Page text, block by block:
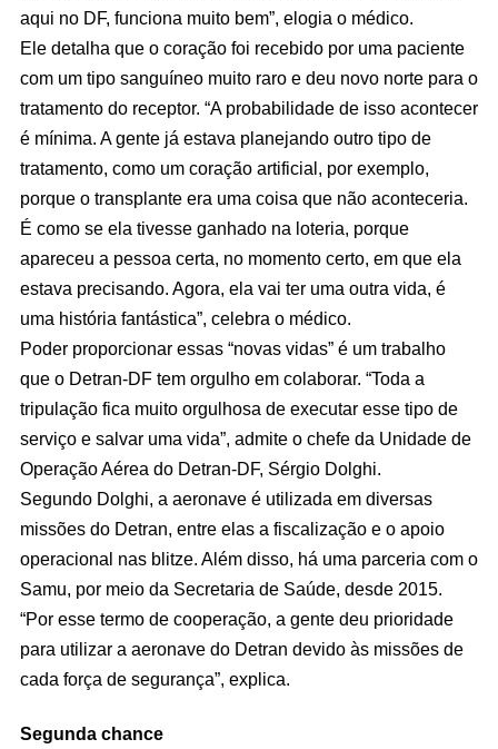
aqui no DF, funciona muito bem”, elogia o médico.
Ele detalha que o coração foi recebido por uma paciente
com um tipo sanguíneo muito raro e deu novo norte para o
tratamento do receptor. “A probabilidade de isso acontecer
é mínima. A gente já estava planejando outro tipo de
tratamento, como um coração artificial, por exemplo,
porque o transplante era uma coisa que não aconteceria.
É como se ela tivesse ganhado na loteria, porque
apareceu a pessoa certa, no momento certo, em que ela
estava precisando. Agora, ela vai ter uma outra vida, é
uma história fantástica”, celebra o médico.
Poder proporcionar essas “novas vidas” é um trabalho
que o Detran-DF tem orgulho em colaborar. “Toda a
tripulação fica muito orgulhosa de executar esse tipo de
serviço e salvar uma vida”, admite o chefe da Unidade de
Operação Aérea do Detran-DF, Sérgio Dolghi.
Segundo Dolghi, a aeronave é utilizada em diversas
missões do Detran, entre elas a fiscalização e o apoio
operacional nas blitze. Além disso, há uma parceria com o
Samu, por meio da Secretaria de Saúde, desde 2015.
“Por esse termo de cooperação, a gente deu prioridade
para utilizar a aeronave do Detran devido às missões de
cada força de segurança”, explica.
Segunda chance